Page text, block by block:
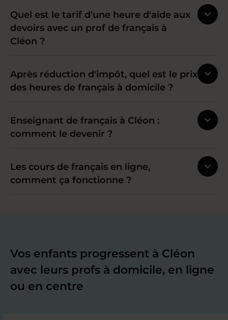
Quel est le tarif d'une heure d'aide aux
devoirs avec un prof de français à
Cléon ?
Après réduction d'impôt, quel est le prix
des heures de français à domicile ?
Enseignant de français à Cléon :
comment le devenir ?
Les cours de français en ligne,
comment ça fonctionne ?
Vos enfants progressent à Cléon
avec leurs profs à domicile, en ligne
ou en centre